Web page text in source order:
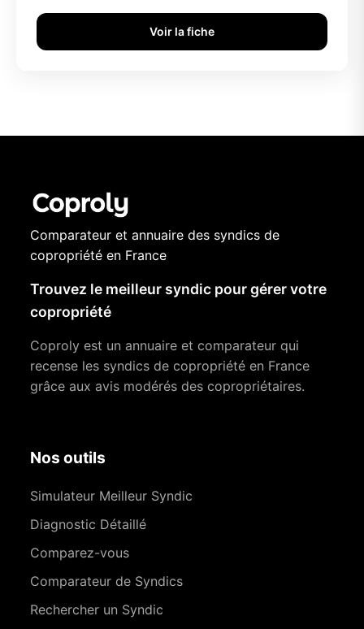
Voir la fiche
Comparateur et annuaire des syndics de
copropriété en France
Trouvez le meilleur syndic pour gérer votre
copropriété
Coproly est un annuaire et comparateur qui
recense les syndics de copropriété en France
grâce aux avis modérés des copropriétaires.
Nos outils
Simulateur Meilleur Syndic
Diagnostic Détaillé
Comparez-vous
Comparateur de Syndics
Rechercher un Syndic